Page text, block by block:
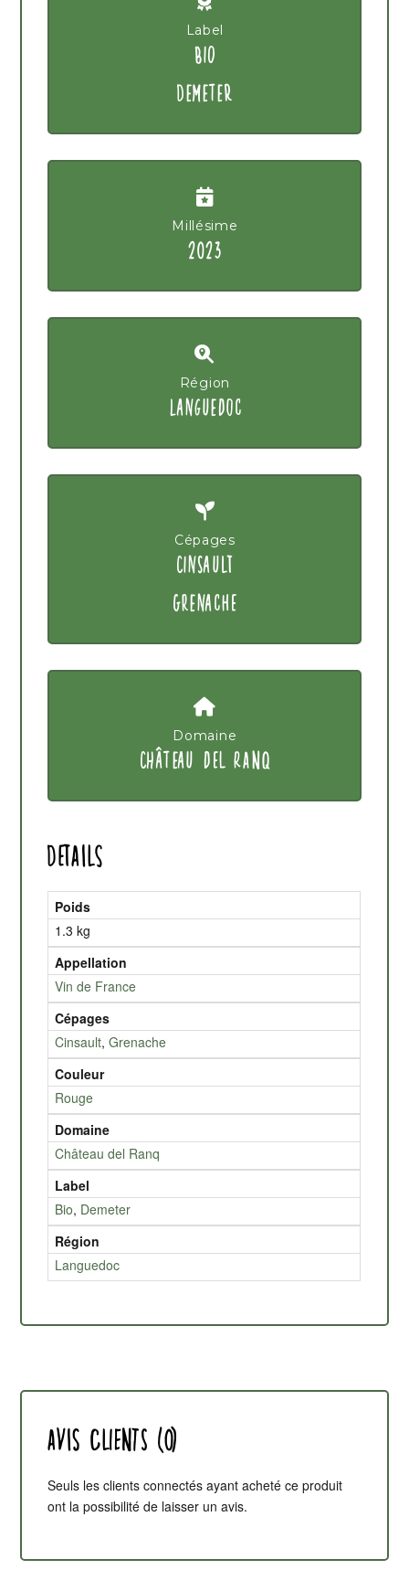
Label
BIO
DEMETER
Millésime
2023
Région
LANGUEDOC
Cépages
CINSAULT
GRENACHE
Domaine
CHÂTEAU DEL RANQ
Details
Poids
1.3 kg
Appellation
Vin de France
Cépages
Cinsault,Grenache
Couleur
Rouge
Domaine
Château del Ranq
Label
Bio, Demeter
Région
Languedoc
Avis clients (0)
Seuls les clients connectés ayant acheté ce produit
ont la possibilité de laisser un avis.